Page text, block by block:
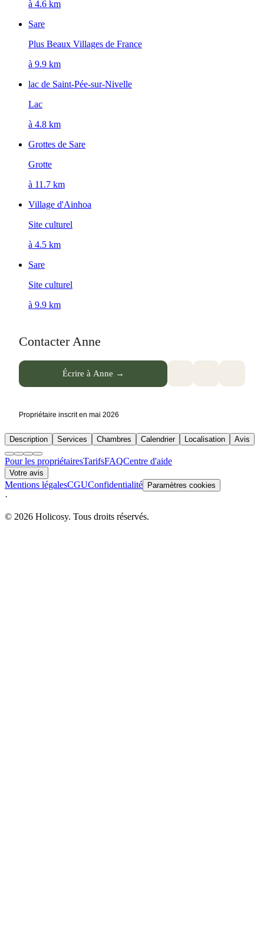
à 4.6 km
Sare
Plus Beaux Villages de France
à 9.9 km
lac de Saint-Pée-sur-Nivelle
Lac
à 4.8 km
Grottes de Sare
Grotte
à 11.7 km
Village d'Ainhoa
Site culturel
à 4.5 km
Sare
Site culturel
à 9.9 km
Contacter Anne
Écrire à Anne →
Propriétaire inscrit en mai 2026
Description Services Chambres Calendrier Localisation Avis
Pour les propriétairesTarifsFAQCentre d'aide
Votre avis
Mentions légalesCGUConfidentialité Paramètres cookies
·
© 2026 Holicosy. Tous droits réservés.